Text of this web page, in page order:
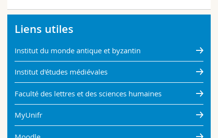
Liens utiles
Institut du monde antique et byzantin
Institut d'études médiévales
Faculté des lettres et des sciences humaines
MyUnifr